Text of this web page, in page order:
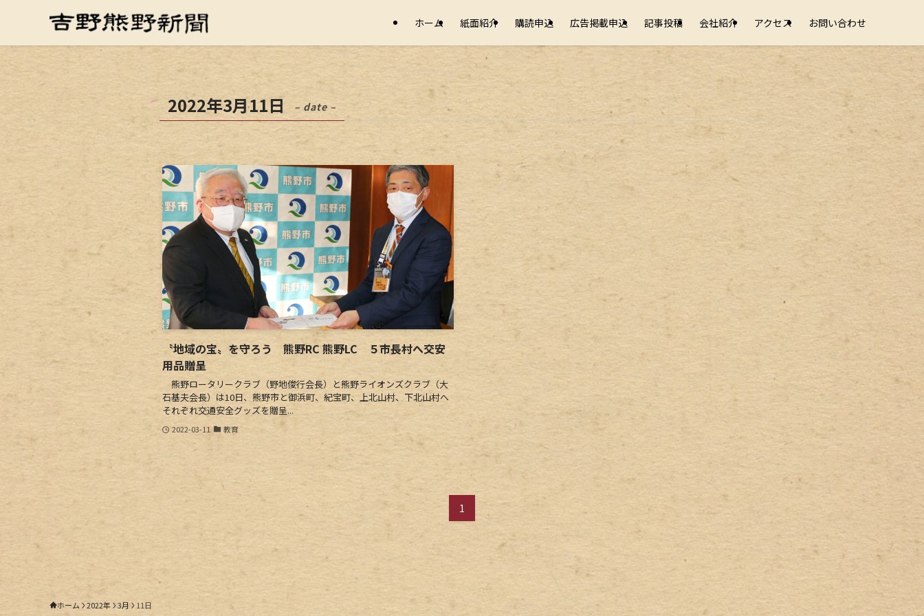
ホーム 紙面紹介 購読申込 広告掲載申込 記事投稿 会社紹介 アクセス お問い合わせ
2022年3月11日 – date –
〝地域の宝〟を守ろう 熊野RC 熊野LC ５市長村へ交安
用品贈呈
熊野ロータリークラブ（野地俊行会長）と熊野ライオンズクラブ（大
石基夫会長）は10日、熊野市と御浜町、紀宝町、上北山村、下北山村へ
それぞれ交通安全グッズを贈呈...
2022-03-11 教育
1
ホーム 2022年 3月 11日